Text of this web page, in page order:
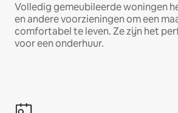
Volledig gemeubileerde woningen
en andere voorzieningen om een
comfortabel te leven. Ze zijn het
voor een onderhuur.